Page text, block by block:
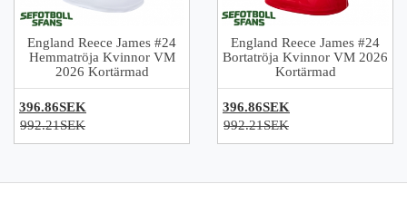
England Reece James #24
Hemmatröja Kvinnor VM
2026 Kortärmad
396.86SEK
992.21SEK
England Reece James #24
Bortatröja Kvinnor VM 2026
Kortärmad
396.86SEK
992.21SEK